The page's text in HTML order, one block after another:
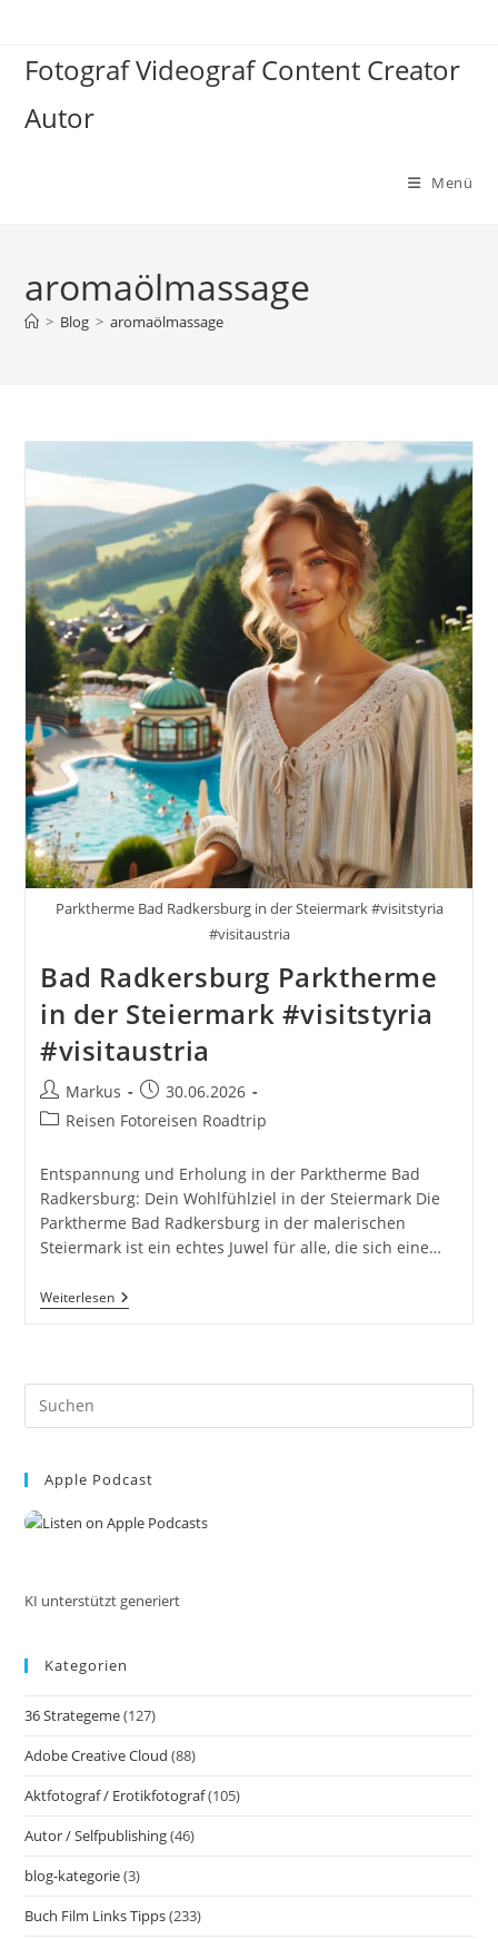
springen
Fotograf Videograf Content Creator
Autor
Menü
aromaölmassage
> Blog > aromaölmassage
Parktherme Bad Radkersburg in der Steiermark #visitstyria
#visitaustria
Bad Radkersburg Parktherme
in der Steiermark #visitstyria
#visitaustria
Beitrags-
Autor:
Markus
Beitrag
veröffentlicht:
30.06.2026
Beitrags-
Reisen Fotoreisen Roadtrip
Entspannung und Erholung in der Parktherme Bad
Radkersburg: Dein Wohlfühlziel in der Steiermark Die
Parktherme Bad Radkersburg in der malerischen
Steiermark ist ein echtes Juwel für alle, die sich eine…
WeiterlesenBad
Radkersburg
Steiermark
Apple Podcast
KI unterstützt generiert
Kategorien
36 Strategeme(127)
Adobe Creative Cloud (88)
Aktfotograf / Erotikfotograf(105)
Autor / Selfpublishing(46)
blog-kategorie(3)
Buch Film Links Tipps(233)